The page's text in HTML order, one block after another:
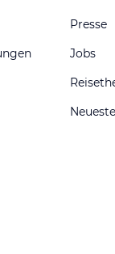
Presse
Jobs